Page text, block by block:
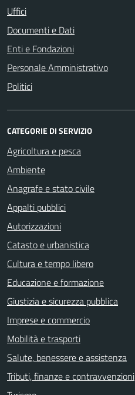
Uffici
Documenti e Dati
Enti e Fondazioni
Personale Amministrativo
Politici
CATEGORIE DI SERVIZIO
Agricoltura e pesca
Ambiente
Anagrafe e stato civile
Appalti pubblici
Autorizzazioni
Catasto e urbanistica
Cultura e tempo libero
Educazione e formazione
Giustizia e sicurezza pubblica
Imprese e commercio
Mobilità e trasporti
Salute, benessere e assistenza
Tributi, finanze e contravvenzioni